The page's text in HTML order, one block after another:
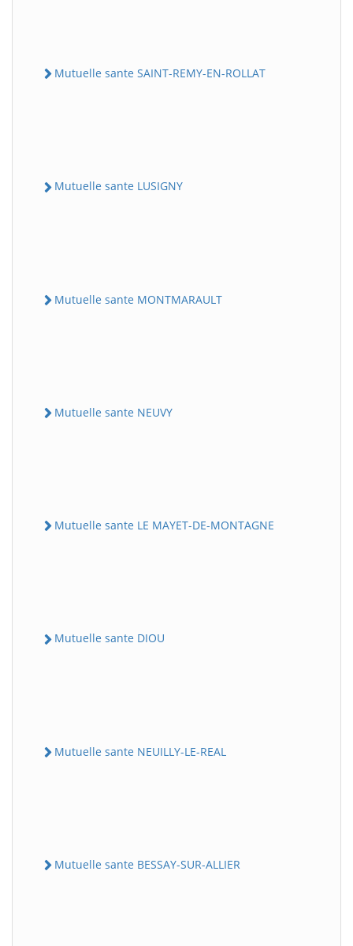
Mutuelle sante SAINT-REMY-EN-ROLLAT
Mutuelle sante LUSIGNY
Mutuelle sante MONTMARAULT
Mutuelle sante NEUVY
Mutuelle sante LE MAYET-DE-MONTAGNE
Mutuelle sante DIOU
Mutuelle sante NEUILLY-LE-REAL
Mutuelle sante BESSAY-SUR-ALLIER